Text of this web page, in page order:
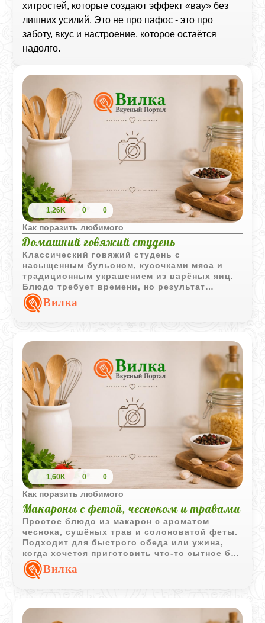
хитростей, которые создают эффект «вау» без
лишних усилий. Это не про пафос - это про
заботу, вкус и настроение, которое остаётся
надолго.
1,26K 0 0
Как поразить любимого
Домашний говяжий студень
Классический говяжий студень с
насыщенным бульоном, кусочками мяса и
традиционным украшением из варёных яиц.
Блюдо требует времени, но результат
полностью оправдывает ожидания и отлично
подходит для праздничного стола.
Вилка
1,60K 0 0
Как поразить любимого
Макароны с фетой, чесноком и травами
Простое блюдо из макарон с ароматом
чеснока, сушёных трав и солоноватой феты.
Подходит для быстрого обеда или ужина,
когда хочется приготовить что-то сытное без
лишних хлопот.
Вилка